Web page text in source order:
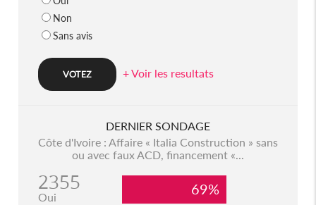
Non
Sans avis
+ Voir les resultats
DERNIER SONDAGE
Côte d'Ivoire : Affaire « Italia Construction » sans
ou avec faux ACD, financement «...
2355
Oui 69%